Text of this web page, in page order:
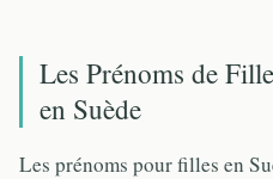
Les Prénoms de
en Suède
Les prénoms pour filles en